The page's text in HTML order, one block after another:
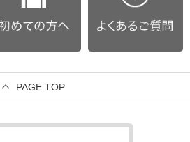
PAGE TOP